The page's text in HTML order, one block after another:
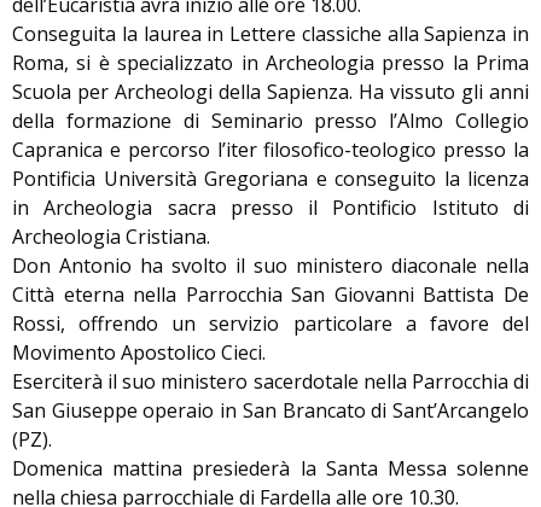
Conseguita la laurea in Lettere classiche alla Sapienza in
Roma, si è specializzato in Archeologia presso la Prima
Scuola per Archeologi della Sapienza. Ha vissuto gli anni
della formazione di Seminario presso l’Almo Collegio
Capranica e percorso l’iter filosofico-teologico presso la
Pontificia Università Gregoriana e conseguito la licenza
in Archeologia sacra presso il Pontificio Istituto di
Archeologia Cristiana.
Don Antonio ha svolto il suo ministero diaconale nella
Città eterna nella Parrocchia San Giovanni Battista De
Rossi, offrendo un servizio particolare a favore del
Movimento Apostolico Cieci.
Eserciterà il suo ministero sacerdotale nella Parrocchia di
San Giuseppe operaio in San Brancato di Sant’Arcangelo
(PZ).
Domenica mattina presiederà la Santa Messa solenne
nella chiesa parrocchiale di Fardella alle ore 10.30.